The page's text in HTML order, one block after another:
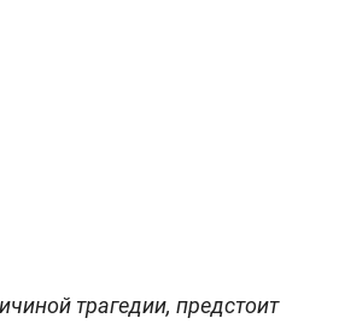
трагедии, предстоит